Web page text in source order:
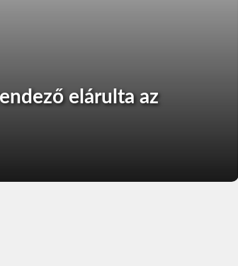
elárulta az